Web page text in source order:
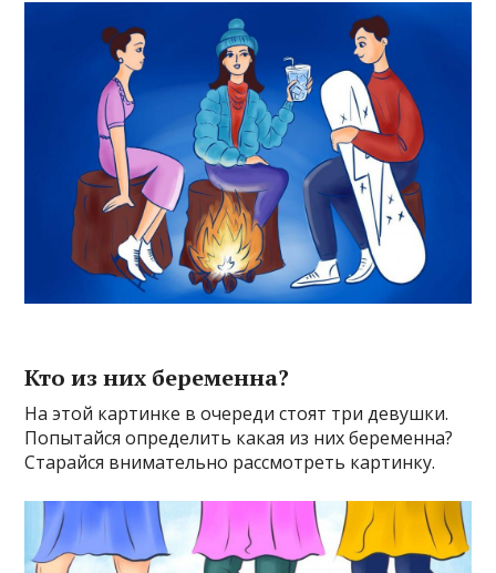
Кто из них беременна?
На этой картинке в очереди стоят три девушки.
Попытайся определить какая из них беременна?
Старайся внимательно рассмотреть картинку.